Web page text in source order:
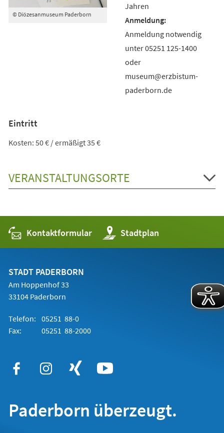
© Diözesanmuseum Paderborn
Jahren
Anmeldung notwendig
unter 05251 125-1400
oder
museum@erzbistum-
paderborn.de
Eintritt
Kosten: 50 € / ermäßigt 35 €
VERANSTALTUNGSORTE
Kontaktformular Stadtplan
(Öffnet
in
einem
STADT PADERBORN
Am Hoppenhof 33
33104 Paderborn
Telefon: 05251 88-0
Fax:
05251 88-2000
Paderborn überzeugt.